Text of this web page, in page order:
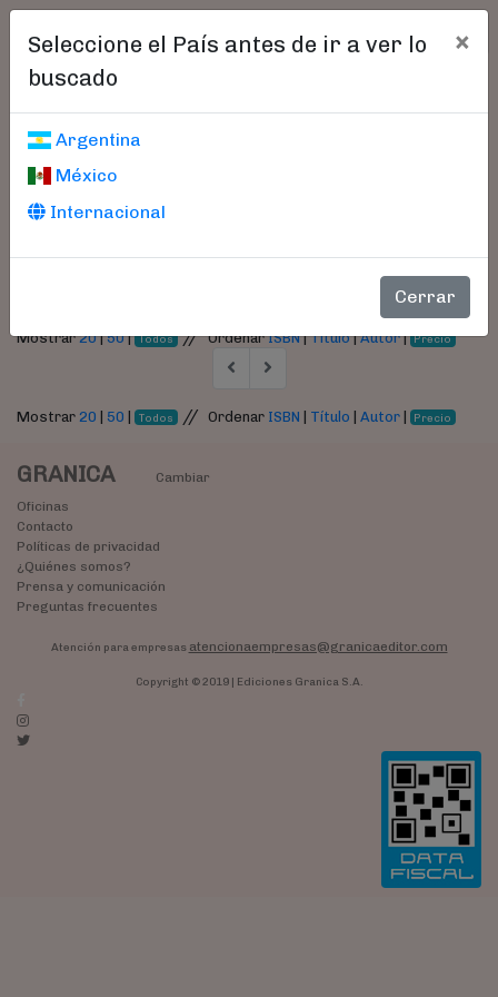
Seleccione el País antes de ir a ver lo
buscado
×
Argentina
México
Internacional
Cerrar
Libros encontrados
Parámetros
Mostrar20|50| Todos //OrdenarISBN|Título|Autor| Precio
Mostrar 20 50 Todos // Ordenar ISBN Título Autor| Precio
GRANICA
Cambiar
Oficinas
Contacto
Políticas de privacidad
¿Quiénes somos?
Prensa y comunicación
Preguntas frecuentes
Atención para empresas atencionaempresas@granicaeditor.com
Copyright © 2019 | Ediciones Granica S.A.